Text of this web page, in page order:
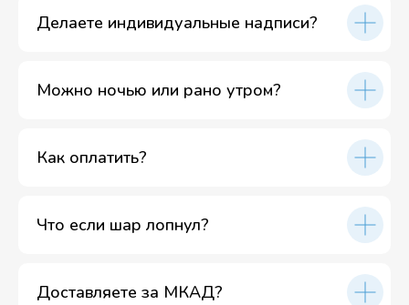
Делаете индивидуальные надписи?
Можно ночью или рано утром?
Как оплатить?
Что если шар лопнул?
Доставляете за МКАД?